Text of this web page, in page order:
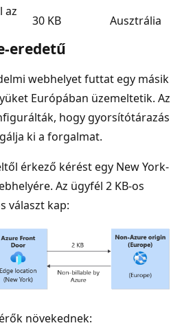
az
30 KB Ausztrália
eredetű
webhelyet futtat egy másik
Európában üzemeltetik. Az
hogy gyorsítótárazás
ki a forgalmat.
érkező kérést egy New York-
Az ügyfél 2 KB-os
választ kap:
növekednek: